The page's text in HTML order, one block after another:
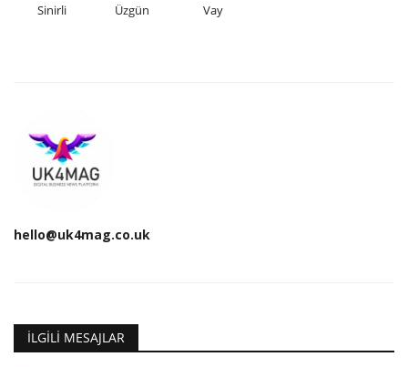
Sinirli Üzgün Vay
hello@uk4mag.co.uk
İLGILI MESAJLAR